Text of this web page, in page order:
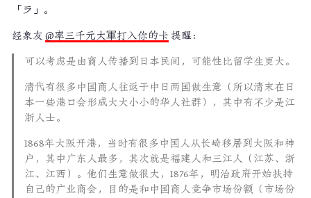
「ラ」。
经象友 @率三千元大軍打入你的卡 提醒：
可以考虑是由商人传播到日本民间，可能性比留学生更大。
清代有很多中国商人往返于中日两国做生意（所以清末在日
本一些港口会形成大大小小的华人社群），其中有不少是江
浙人士。
1868年大阪开港，当时有很多中国人从长崎移居到大阪和神
户，其中广东人最多，其次就是福建人和三江人（江苏、浙
江、江西）。他们生意做很大，1876年，明治政府开始扶持
自己的广业商会，目的是和中国商人竞争市场份额（市场份